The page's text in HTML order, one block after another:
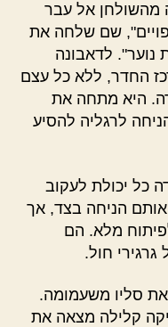
מהשולחן אל עבר
שם שלחה את
נוער". לדאבונה
החדר, ללא כל עצם
היא מתחה את
לרגליה להסיע
כל יכולת לעקוב
הניחה בצד, אך
מלא. הם
חול.
סליו משעמומה.
קלילה מצאה את